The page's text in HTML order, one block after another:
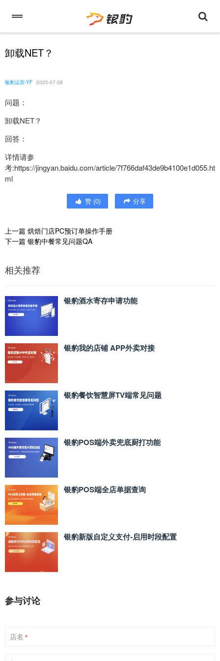
卸载NET？
银豹运营-YF 2025-07-28
问题：
卸载NET？
回答：
详情请参
考:https://jingyan.baidu.com/article/7f766daf43de9b4100e1d055.ht
ml
赞 (0) 分享
上一篇 烘焙门店PC预订单操作手册
下一篇 银豹中餐常见问题QA
相关推荐
银豹酒水寄存申请功能
银豹我的店铺 APP外卖对接
银豹餐饮智慧屏TV端常见问题
银豹POS端外卖兜底厨打功能
银豹POS端全店单据查询
银豹新版自定义支付‑启用时段配置
参与讨论
店名 *